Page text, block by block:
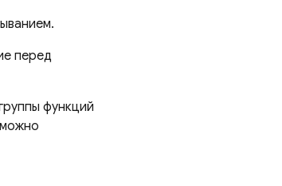
перед
функций